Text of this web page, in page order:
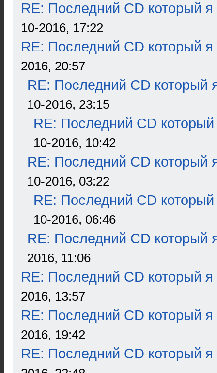
RE: Последний CD который я
10-2016, 17:22
RE: Последний CD который я
2016, 20:57
RE: Последний CD который
10-2016, 23:15
RE: Последний CD который
10-2016, 10:42
RE: Последний CD который
10-2016, 03:22
RE: Последний CD который
10-2016, 06:46
RE: Последний CD который
2016, 11:06
RE: Последний CD который я
2016, 13:57
RE: Последний CD который я
2016, 19:42
RE: Последний CD который я